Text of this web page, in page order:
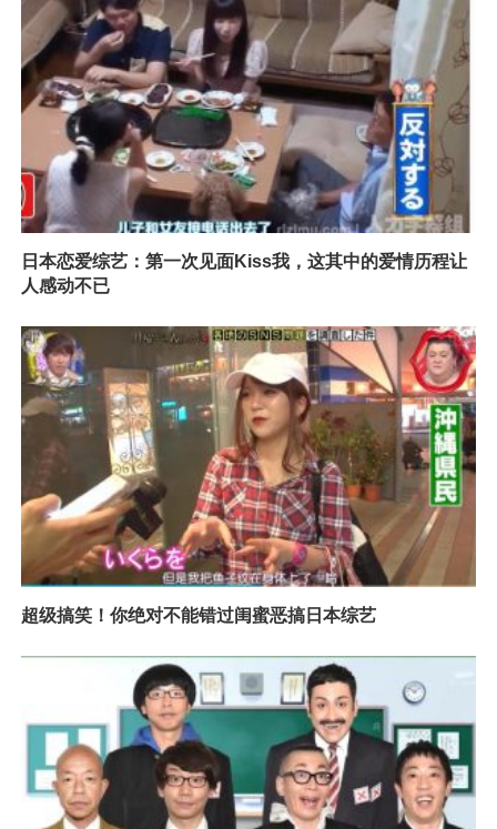
日本恋爱综艺：第一次见面Kiss我，这其中的爱情历程让
人感动不已
超级搞笑！你绝对不能错过闺蜜恶搞日本综艺